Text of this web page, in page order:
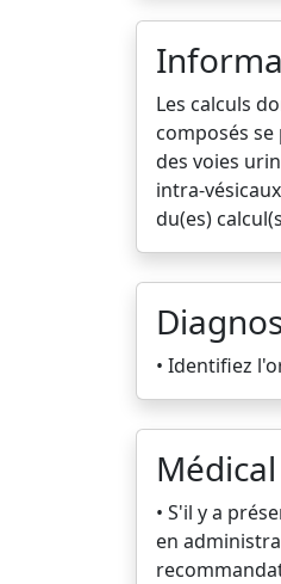
Les calculs
composés
des voies
intra-
du(es)
• Identifiez
Médical
• S'il y a
en